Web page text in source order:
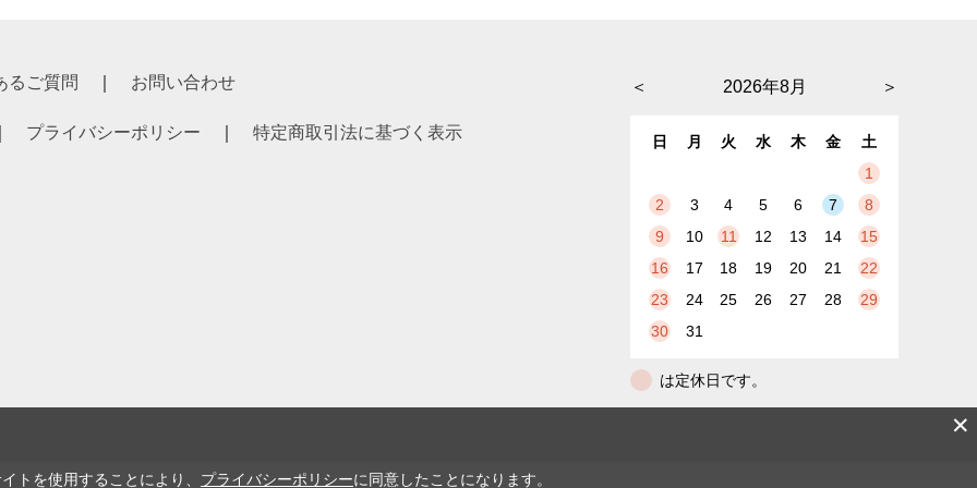
るご質問 お問い合わせ
プライバシーポリシー 特定商取引法に基づく表示
＜ ＞
2026年8月
日 月 火 水 木 金
土
1
2
3 4 5 6 7
8
9
10 11 12 13 14
15
16
17 18 19 20 21
22
23
24 25 26 27 28
29
30
31
は定休日です。
✕
トを使用することにより、 プライバシーポリシーに同意したことになります。